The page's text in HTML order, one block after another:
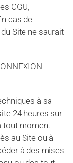
CGU,
cas de
Site ne saurait
à sa
24 heures sur
tout moment
au Site ou à
à des mises